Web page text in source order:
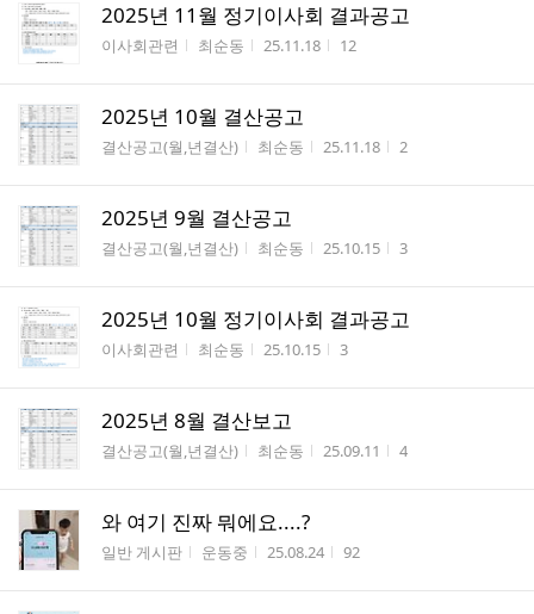
2025년 11월 정기이사회 결과공고
게시판명
이사회관련 작성자
최순동 작성시간
25.11.18 조회수
12
2025년 10월 결산공고
게시판명
결산공고(월,년결산) 작성자
최순동 작성시간
25.11.18 조회수
2
2025년 9월 결산공고
게시판명
결산공고(월,년결산) 작성자
최순동 작성시간
25.10.15 조회수
3
2025년 10월 정기이사회 결과공고
게시판명
이사회관련 작성자
최순동 작성시간
25.10.15 조회수
3
2025년 8월 결산보고
게시판명
결산공고(월,년결산) 작성자
최순동 작성시간
25.09.11 조회수
4
와 여기 진짜 뭐에요....?
게시판명
일반 게시판 작성자
운동중 작성시간
25.08.24 조회수
92